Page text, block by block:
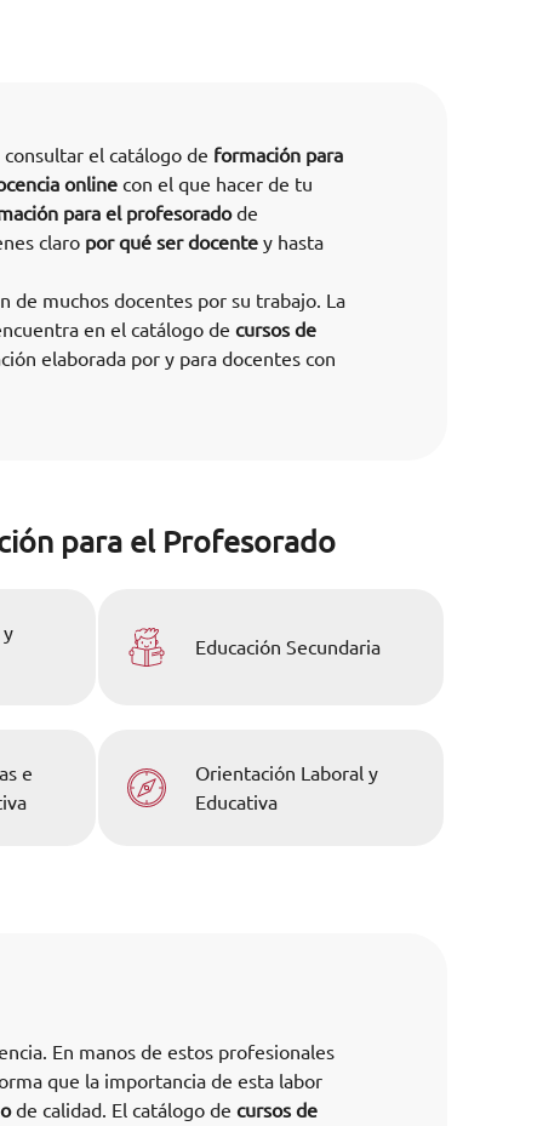
el catálogo de formación para
onlinecon el que hacer de tu
para el profesoradode
claro por qué ser docentey hasta
de muchos docentes por su trabajo. La
en el catálogo de cursos de
elaborada por y para docentes con
para el Profesorado
Educación Secundaria
e
Orientación Laboral y
Educativa
En manos de estos profesionales
que la importancia de esta labor
de calidad. El catálogo de cursos de